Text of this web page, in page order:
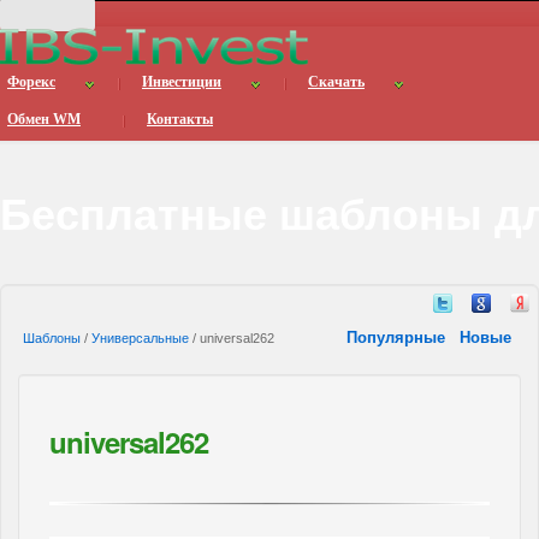
Форекс Инвестиции Скачать
Обмен WM Контакты
Шаблоны / Универсальные / universal262 Популярные Новые
universal262